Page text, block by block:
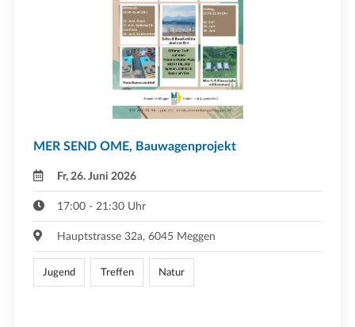
MER SEND OME, Bauwagenprojekt
Fr, 26. Juni 2026
17:00 - 21:30 Uhr
Hauptstrasse 32a, 6045 Meggen
Jugend Treffen Natur